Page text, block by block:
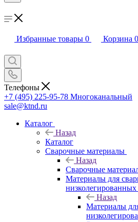
Избранные товары 0 Корзина 0
Телефоны
+7 (495) 225-95-78 Многоканальный
sale@ktnd.ru
Каталог
Назад
Каталог
Сварочные материалы
Назад
Сварочные
Материалы для
низколегированных
Назад
Материалы